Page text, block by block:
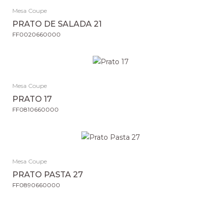
Mesa Coupe
PRATO DE SALADA 21
FF0020660000
Mesa Coupe
PRATO 17
FF0810660000
Mesa Coupe
PRATO PASTA 27
FF0890660000